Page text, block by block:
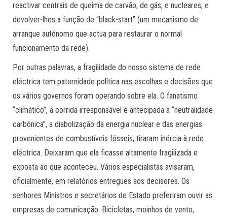
reactivar centrais de queima de carvão, de gás, e nucleares, e
devolver-lhes a função de “black-start” (um mecanismo de
arranque autónomo que actua para restaurar o normal
funcionamento da rede).
Por outras palavras, a fragilidade do nosso sistema de rede
eléctrica tem paternidade política nas escolhas e decisões que
os vários governos foram operando sobre ela. O fanatismo
“climático”, a corrida irresponsável e antecipada à “neutralidade
carbónica”, a diabolização da energia nuclear e das energias
provenientes de combustíveis fósseis, tiraram inércia à rede
eléctrica. Deixaram que ela ficasse altamente fragilizada e
exposta ao que aconteceu. Vários especialistas avisaram,
oficialmente, em relatórios entregues aos decisores. Os
senhores Ministros e secretários de Estado preferiram ouvir as
empresas de comunicação. Bicicletas, moinhos de vento,